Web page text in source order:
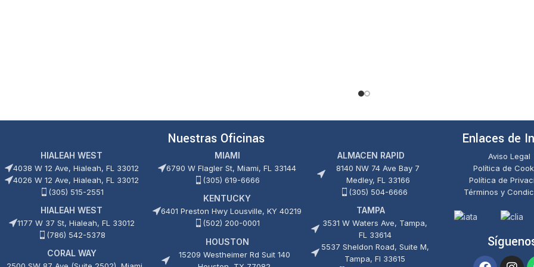
Nuestras Oficinas
HIALEAH WEST
4038 W 12 Ave, Hialeah, FL 33012
4026 W 12 Ave, Hialeah, FL 33012
(305) 515-2551
HIALEAH WEST
1177 W 37 St, Hialeah, FL 33012
(786) 542-5378
CORAL WAY
MIAMI
6790 W Flagler St, Miami, FL 33144
(305) 619-6666
KENTUCKY
6401 Preston Hwy Lousville, KY 40219
(502) 200-0001
HOUSTON
15209 Westheimer Rd Suit 140
ALMACEN RAPID
8140 NW 74 Ave Bay 7
Medley, FL 33166
(305) 504-6666
TAMPA
3531 W Waters Ave, Tampa,
FL 33614
5537 Sheldon Road, Suite M,
Tampa, Fl 33615
Enlaces de
Aviso Legal
Política de
Política de
Términos y